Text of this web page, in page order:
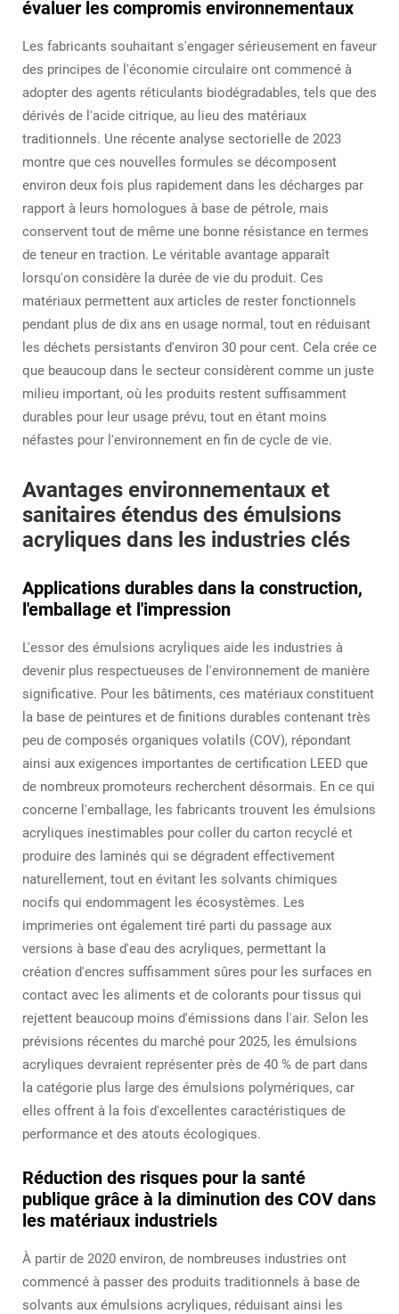
évaluer les compromis environnementaux
Les fabricants souhaitant s'engager sérieusement en faveur
des principes de l'économie circulaire ont commencé à
adopter des agents réticulants biodégradables, tels que des
dérivés de l'acide citrique, au lieu des matériaux
traditionnels. Une récente analyse sectorielle de 2023
montre que ces nouvelles formules se décomposent
environ deux fois plus rapidement dans les décharges par
rapport à leurs homologues à base de pétrole, mais
conservent tout de même une bonne résistance en termes
de teneur en traction. Le véritable avantage apparaît
lorsqu'on considère la durée de vie du produit. Ces
matériaux permettent aux articles de rester fonctionnels
pendant plus de dix ans en usage normal, tout en réduisant
les déchets persistants d'environ 30 pour cent. Cela crée ce
que beaucoup dans le secteur considèrent comme un juste
milieu important, où les produits restent suffisamment
durables pour leur usage prévu, tout en étant moins
néfastes pour l'environnement en fin de cycle de vie.
Avantages environnementaux et
sanitaires étendus des émulsions
acryliques dans les industries clés
Applications durables dans la construction,
l'emballage et l'impression
L'essor des émulsions acryliques aide les industries à
devenir plus respectueuses de l'environnement de manière
significative. Pour les bâtiments, ces matériaux constituent
la base de peintures et de finitions durables contenant très
peu de composés organiques volatils (COV), répondant
ainsi aux exigences importantes de certification LEED que
de nombreux promoteurs recherchent désormais. En ce qui
concerne l'emballage, les fabricants trouvent les émulsions
acryliques inestimables pour coller du carton recyclé et
produire des laminés qui se dégradent effectivement
naturellement, tout en évitant les solvants chimiques
nocifs qui endommagent les écosystèmes. Les
imprimeries ont également tiré parti du passage aux
versions à base d'eau des acryliques, permettant la
création d'encres suffisamment sûres pour les surfaces en
contact avec les aliments et de colorants pour tissus qui
rejettent beaucoup moins d'émissions dans l'air. Selon les
prévisions récentes du marché pour 2025, les émulsions
acryliques devraient représenter près de 40 % de part dans
la catégorie plus large des émulsions polymériques, car
elles offrent à la fois d'excellentes caractéristiques de
performance et des atouts écologiques.
Réduction des risques pour la santé
publique grâce à la diminution des COV dans
les matériaux industriels
À partir de 2020 environ, de nombreuses industries ont
commencé à passer des produits traditionnels à base de
solvants aux émulsions acryliques, réduisant ainsi les